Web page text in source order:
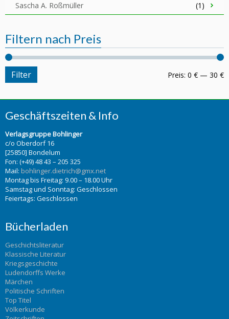
Sascha A. Roßmüller
(1)
Filtern nach Preis
Filter Preis: 0 € — 30 €
Geschäftszeiten & Info
Verlagsgruppe Bohlinger
c/o Oberdorf 16
[25850] Bondelum
Fon: (+49) 48 43 – 205 325
Mail: bohlinger.dietrich@gmx.net
Montag bis Freitag: 9.00 – 18.00 Uhr
Samstag und Sonntag: Geschlossen
Feiertags: Geschlossen
Bücherladen
Geschichtsliteratur
Klassische Literatur
Kriegsgeschichte
Ludendorffs Werke
Märchen
Politische Schriften
Top Titel
Völkerkunde